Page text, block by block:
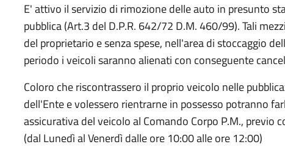
E' attivo il servizio di rimozione delle auto in presunto
pubblica (Art.3 del D.P.R. 642/72 D.M. 460/99). Tali
del proprietario e senza spese, nell'area di stoccaggio
periodo i veicoli saranno alienati con conseguente
Coloro che riscontrassero il proprio veicolo nelle
dell'Ente e volessero rientrarne in possesso potranno
assicurativa del veicolo al Comando Corpo P.M.,
(dal Lunedì al Venerdì dalle ore 10:00 alle ore 12:00)